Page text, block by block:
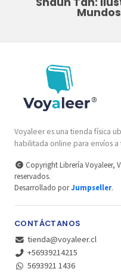
Voyaleer es una tienda física
habilitada online para envíos a
Copyright Librería Voyaleer,
reservados.
Desarrollado porJumpseller.
CONTÁCTANOS
tienda@voyaleer.cl
+56939214215
5693921 1436